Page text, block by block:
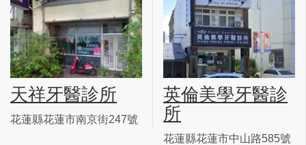
天祥牙醫診所
花蓮縣花蓮市南京街247號
英倫美學牙醫診
所
花蓮縣花蓮市中山路585號